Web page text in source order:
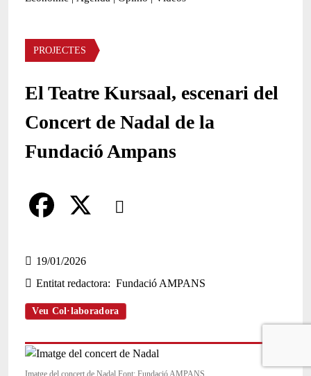
Àmbit de la notícia
PROJECTES
El Teatre Kursaal, escenari del
Concert de Nadal de la
Fundació Ampans
Comparteix
a
c
e
o
19/01/2026
Entitat redactora
Fundació AMPANS
Veu Col·laboradora
Imatge del concert de Nadal Font: Fundació AMPANS